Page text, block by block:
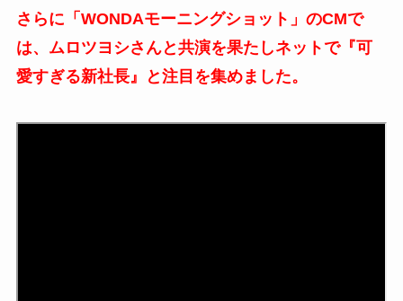
さらに「WONDAモーニングショット」のCMで
は、ムロツヨシさんと共演を果たしネットで『可
愛すぎる新社長』と注目を集めました。